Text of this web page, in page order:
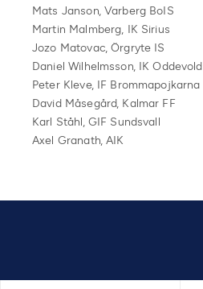
Mats Janson, Varberg BoIS
Martin Malmberg, IK Sirius
Jozo Matovac, Örgryte IS
Daniel Wilhelmsson, IK Oddevold
Peter Kleve, IF Brommapojkarna
David Måsegård, Kalmar FF
Karl Ståhl, GIF Sundsvall
Axel Granath, AIK